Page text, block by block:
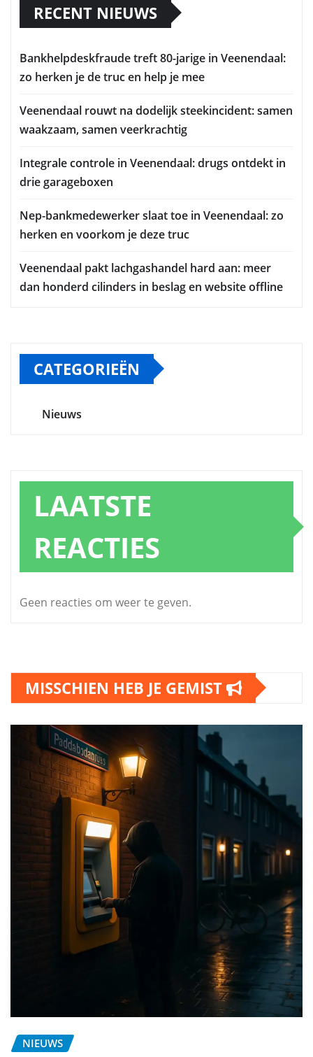
RECENT NIEUWS
Bankhelpdeskfraude treft 80-jarige in Veenendaal:
zo herken je de truc en help je mee
Veenendaal rouwt na dodelijk steekincident: samen
waakzaam, samen veerkrachtig
Integrale controle in Veenendaal: drugs ontdekt in
drie garageboxen
Nep-bankmedewerker slaat toe in Veenendaal: zo
herken en voorkom je deze truc
Veenendaal pakt lachgashandel hard aan: meer
dan honderd cilinders in beslag en website offline
CATEGORIEËN
Nieuws
LAATSTE
REACTIES
Geen reacties om weer te geven.
MISSCHIEN HEB JE GEMIST
NIEUWS